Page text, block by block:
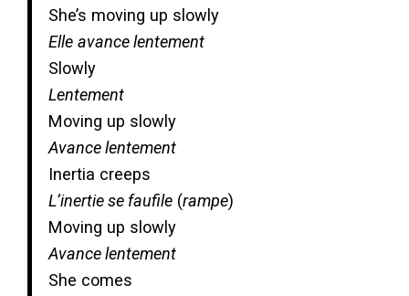
She’s moving up slowly
Elle avance lentement
Slowly
Lentement
Moving up slowly
Avance lentement
Inertia creeps
L’inertie se faufile (rampe)
Moving up slowly
Avance lentement
She comes